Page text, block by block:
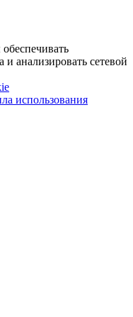
анализировать сетевой
использования